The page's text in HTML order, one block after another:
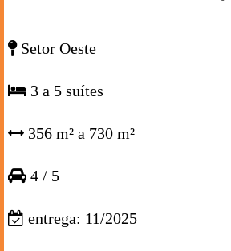
Setor Oeste
3 a 5 suítes
356 m² a 730 m²
4 / 5
entrega: 11/2025